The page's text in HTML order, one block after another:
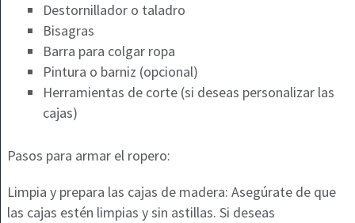
Destornillador o taladro
Bisagras
Barra para colgar ropa
Pintura o barniz (opcional)
Herramientas de corte (si deseas personalizar las
cajas)
Pasos para armar el ropero:
Limpia y prepara las cajas de madera: Asegúrate de que
las cajas estén limpias y sin astillas. Si deseas